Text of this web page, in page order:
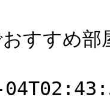
すめ部